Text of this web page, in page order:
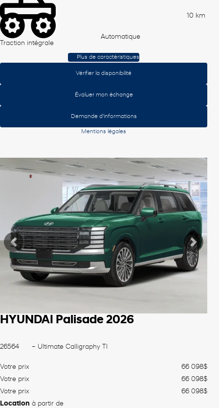
Traction intégrale
Automatique
10 km
Plus de caractéristiques
Vérifier la disponibilité
Évaluer mon échange
Demande d'informations
Mentions légales
Afficher 8 images en plus
Précédent
HYUNDAI Palisade 2026
26564 – Ultimate Calligraphy TI
Votre prix 66 098$
Votre prix
66 098$
Votre prix
66 098$
Location à partir de